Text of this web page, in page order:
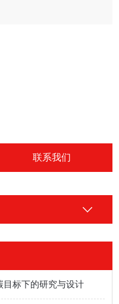
联系我们
目标下的研究与设计